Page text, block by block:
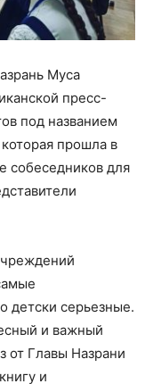
Муса
пресс-
под названием
которая прошла в
собеседников для
ые
детски серьезные.
и важный
от Главы Назрани
и